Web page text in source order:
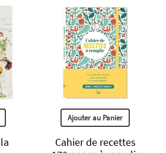
Ajouter au Panier
Cahier de recettes